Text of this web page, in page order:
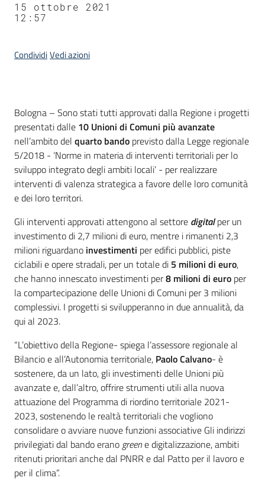
15 ottobre 2021
12:57
CondividiVedi azioni
Contenuto
Bologna – Sono stati tutti approvati dalla Regione i progetti
presentati dalle 10 Unioni di Comuni più avanzate
nell’ambito del quarto bando previsto dalla Legge regionale
5/2018 - ‘Norme in materia di interventi territoriali per lo
sviluppo integrato degli ambiti locali’ - per realizzare
interventi di valenza strategica a favore delle loro comunità
e dei loro territori.
Gli interventi approvati attengono al settore digital per un
investimento di 2,7 milioni di euro, mentre i rimanenti 2,3
milioni riguardano investimenti per edifici pubblici, piste
ciclabili e opere stradali, per un totale di 5 milioni di euro,
che hanno innescato investimenti per8 milioni di euro per
la compartecipazione delle Unioni di Comuni per 3 milioni
complessivi. I progetti si svilupperanno in due annualità, da
qui al 2023.
“L’obiettivo della Regione- spiega l’assessore regionale al
Bilancio e all’Autonomia territoriale, Paolo Calvano- è
sostenere, da un lato, gli investimenti delle Unioni più
avanzate e, dall’altro, offrire strumenti utili alla nuova
attuazione del Programma di riordino territoriale 2021-
2023, sostenendo le realtà territoriali che vogliono
consolidare o avviare nuove funzioni associative Gli indirizzi
privilegiati dal bando eranogreene digitalizzazione, ambiti
ritenuti prioritari anche dal PNRR e dal Patto per il lavoro e
per il clima”.